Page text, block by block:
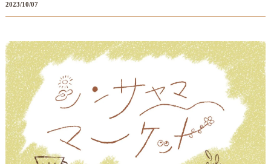
2023/10/07